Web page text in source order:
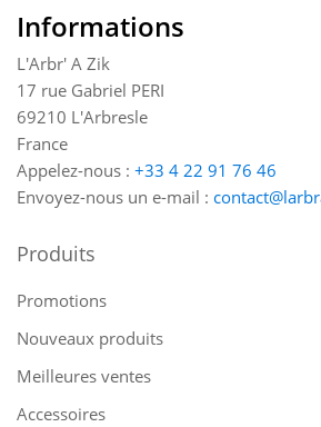
Informations
L'Arbr' A Zik
17 rue Gabriel PERI
69210 L'Arbresle
France
Appelez-nous : +33 4 22 91 76 46
Envoyez-nous un e-mail :
Produits
Promotions
Nouveaux produits
Meilleures ventes
Accessoires